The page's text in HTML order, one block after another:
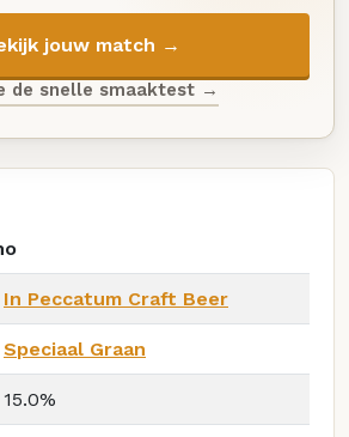
jouw match →
de snelle smaaktest →
In Peccatum Craft Beer
Speciaal Graan
15.0%